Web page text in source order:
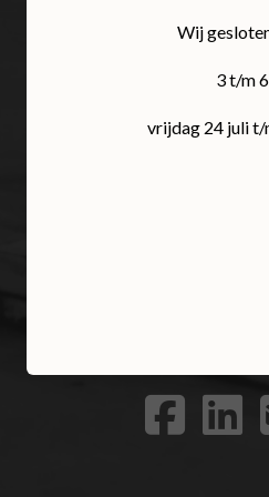
Wij
3 t/m
vrijdag 24 juli t/